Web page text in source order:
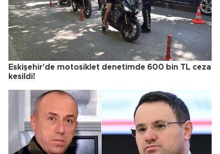
Eskişehir'de motosiklet denetimde 600 bin TL ceza
kesildi!